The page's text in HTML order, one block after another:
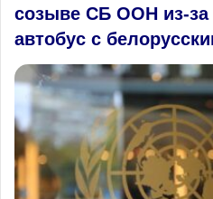
созыве СБ ООН
автобус с